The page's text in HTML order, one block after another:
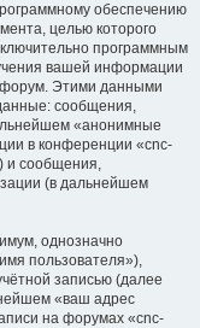
обеспечению
целью которого
программным
вашей информации
Этими данными
сообщения,
«анонимные
в конференции «cnc-
и сообщения,
(в дальнейшем
однозначно
пользователя»),
записью (далее
«ваш адрес
на форумах «cnc-